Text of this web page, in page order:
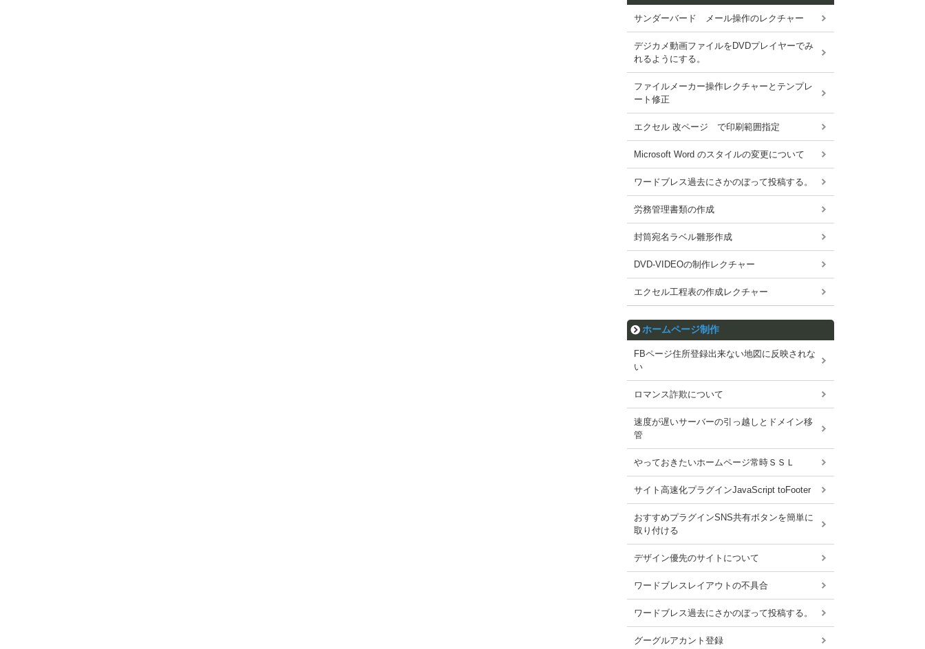
サンダーバード メール操作のレクチャー
デジカメ動画ファイルをDVDプレイヤーでみ
れるようにする。
ファイルメーカー操作レクチャーとテンプレ
ート修正
エクセル 改ページ で印刷範囲指定
Microsoft Word のスタイルの変更について
ワードブレス過去にさかのぼって投稿する。
労務管理書類の作成
封筒宛名ラベル雛形作成
DVD-VIDEOの制作レクチャー
エクセル工程表の作成レクチャー
ホームページ制作
FBページ住所登録出来ない地図に反映されな
い
ロマンス詐欺について
速度が遅いサーバーの引っ越しとドメイン移
管
やっておきたいホームページ常時ＳＳＬ
サイト高速化プラグインJavaScript toFooter
おすすめプラグインSNS共有ボタンを簡単に
取り付ける
デザイン優先のサイトについて
ワードブレスレイアウトの不具合
ワードブレス過去にさかのぼって投稿する。
グーグルアカント登録